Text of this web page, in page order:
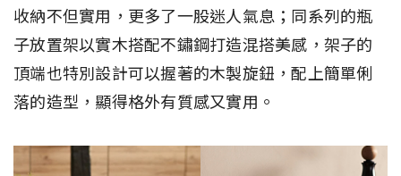
收納不但實用，更多了一股迷人氣息；同系列的瓶
子放置架以實木搭配不鏽鋼打造混搭美感，架子的
頂端也特別設計可以握著的木製旋鈕，配上簡單俐
落的造型，顯得格外有質感又實用。